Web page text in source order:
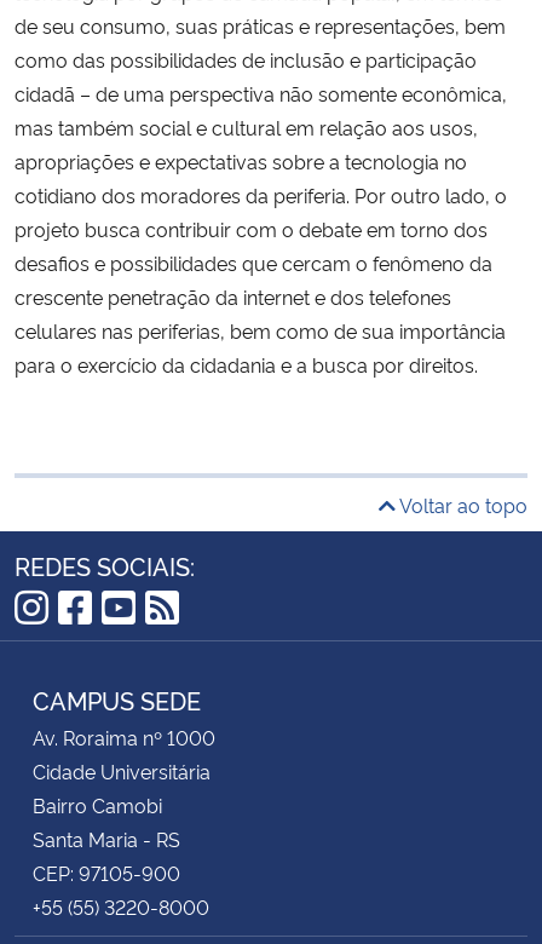
de seu consumo, suas práticas e representações, bem
como das possibilidades de inclusão e participação
cidadã – de uma perspectiva não somente econômica,
mas também social e cultural em relação aos usos,
apropriações e expectativas sobre a tecnologia no
cotidiano dos moradores da periferia. Por outro lado, o
projeto busca contribuir com o debate em torno dos
desafios e possibilidades que cercam o fenômeno da
crescente penetração da internet e dos telefones
celulares nas periferias, bem como de sua importância
para o exercício da cidadania e a busca por direitos.
Voltar ao topo
REDES SOCIAIS:
Instagram
Facebook
YouTube
RSS
CAMPUS SEDE
Av. Roraima nº 1000
Cidade Universitária
Bairro Camobi
Santa Maria - RS
CEP: 97105-900
+55 (55) 3220-8000